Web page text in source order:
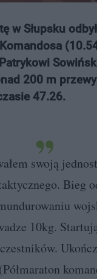
w Słupsku
200 m
47.26.
swoją
Bieg
10kg.